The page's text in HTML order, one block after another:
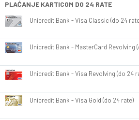
PLAĆANJE KARTICOM DO 24 RATE
Unicredit Bank - Visa Classic (do 24
Unicredit Bank - MasterCard Revolving
Unicredit Bank - Visa Revolving (do 24
Unicredit Bank - Visa Gold (do 24 rate)